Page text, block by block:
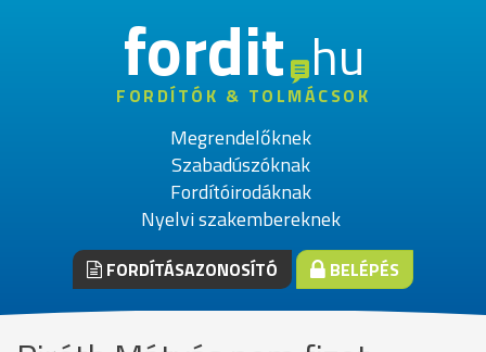
fordithu
FORDÍTÓK & TOLMÁCSOK
Megrendelőknek
Szabadúszóknak
Fordítóirodáknak
Nyelvi szakembereknek
FORDÍTÁSAZONOSÍTÓ BELÉPÉS